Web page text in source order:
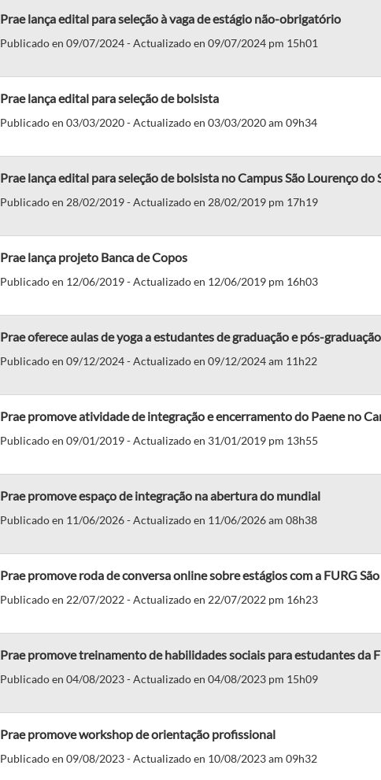
Prae lança edital para seleção à vaga de estágio não-obrigatório
Publicado en 09/07/2024 - Actualizado en 09/07/2024 pm 15h01
Prae lança edital para seleção de bolsista
Publicado en 03/03/2020 - Actualizado en 03/03/2020 am 09h34
Prae lança edital para seleção de bolsista no Campus São Lourenço do
Publicado en 28/02/2019 - Actualizado en 28/02/2019 pm 17h19
Prae lança projeto Banca de Copos
Publicado en 12/06/2019 - Actualizado en 12/06/2019 pm 16h03
Prae oferece aulas de yoga a estudantes de graduação e pós-graduação
Publicado en 09/12/2024 - Actualizado en 09/12/2024 am 11h22
Prae promove atividade de integração e encerramento do Paene no
Publicado en 09/01/2019 - Actualizado en 31/01/2019 pm 13h55
Prae promove espaço de integração na abertura do mundial
Publicado en 11/06/2026 - Actualizado en 11/06/2026 am 08h38
Prae promove roda de conversa online sobre estágios com a FURG
Publicado en 22/07/2022 - Actualizado en 22/07/2022 pm 16h23
Prae promove treinamento de habilidades sociais para estudantes da
Publicado en 04/08/2023 - Actualizado en 04/08/2023 pm 15h09
Prae promove workshop de orientação profissional
Publicado en 09/08/2023 - Actualizado en 10/08/2023 am 09h32